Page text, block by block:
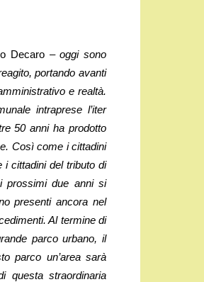
Decaro –oggi sono
portando avanti
e realtà.
intraprese l’iter
50 anni ha prodotto
Così come i cittadini
i cittadini del tributo di
prossimi due anni si
presenti ancora nel
Al termine di
parco urbano, il
parco un’area sarà
questa straordinaria